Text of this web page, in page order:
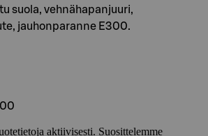
suola, vehnähapanjuuri,
jauhonparanne E300.
aktiivisesti. Suosittelemme